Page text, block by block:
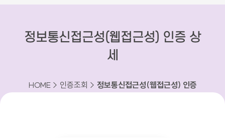
정보통신접근성(웹접근성) 인증 상
세
HOME > 인증조회 > 정보통신접근성(웹접근성) 인증